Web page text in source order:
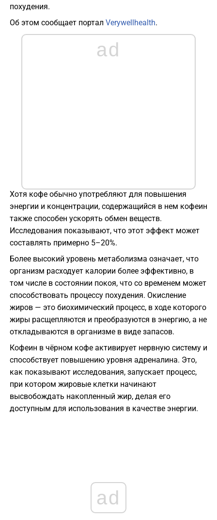
похудения.
Об этом сообщает портал Verywellhealth.
ad
Хотя кофе обычно употребляют для повышения
энергии и концентрации, содержащийся в нем кофеин
также способен ускорять обмен веществ.
Исследования показывают, что этот эффект может
составлять примерно 5–20%.
Более высокий уровень метаболизма означает, что
организм расходует калории более эффективно, в
том числе в состоянии покоя, что со временем может
способствовать процессу похудения. Окисление
жиров — это биохимический процесс, в ходе которого
жиры расщепляются и преобразуются в энергию, а не
откладываются в организме в виде запасов.
Кофеин в чёрном кофе активирует нервную систему и
способствует повышению уровня адреналина. Это,
как показывают исследования, запускает процесс,
при котором жировые клетки начинают
высвобождать накопленный жир, делая его
доступным для использования в качестве энергии.
ad